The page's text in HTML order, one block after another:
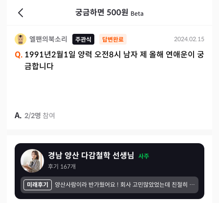
궁금하면 500원 Beta
엘팬의북소리 주관식 답변완료 2024.02.15
Q. 1991년2월1일 양력 오전8시 남자 제 올해 연애운이 궁
금합니다
A. 2/2명 참여
경남 양산 다감철학 선생님
사주
후기 167개
미래후기 양산사람이라 반가웠어요 ! 회사 고민많았었는데 친절히 잘들어주시고 이후 운세 이야기해주신거 도움되었습니다. 전반적인 미래운세 잘 맞는 것들이 있었고 지나와서 보니 소름돋는 부분도 있었네요 친절한상담 감사합니다! 다음에도 뵙고싶네요